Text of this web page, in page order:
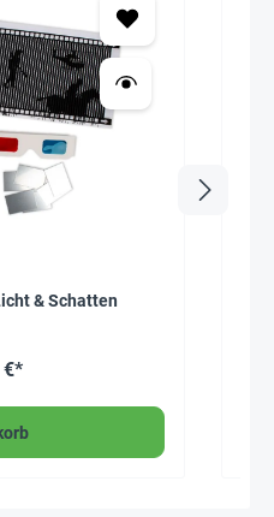
& Schatten
€*